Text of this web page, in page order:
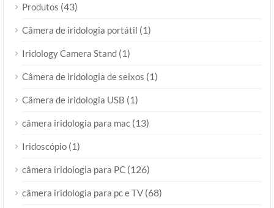
Produtos (43)
Câmera de iridologia portátil (1)
Iridology Camera Stand (1)
Câmera de iridologia de seixos (1)
Câmera de iridologia USB (1)
câmera iridologia para mac (13)
Iridoscópio (1)
câmera iridologia para PC (126)
câmera iridologia para pc e TV (68)